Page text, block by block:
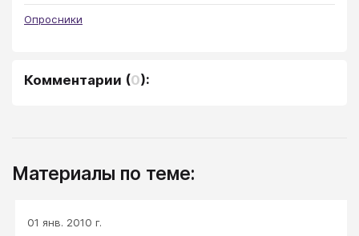
Опросники
Комментарии (0):
Материалы по теме:
01 янв. 2010 г.